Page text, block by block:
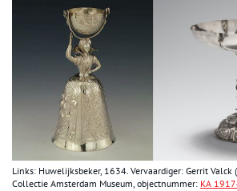
Links: Huwelijksbeker, 1634. Vervaardiger: Gerrit Valck
Collectie Amsterdam Museum, objectnummer: KA